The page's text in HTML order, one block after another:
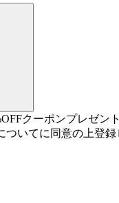
クーポンプレゼ
ついてに同意の上登